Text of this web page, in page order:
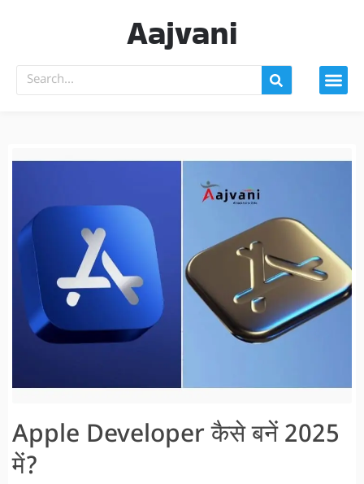
Aajvani
Apple Developer कैसे बनें 2025
में?